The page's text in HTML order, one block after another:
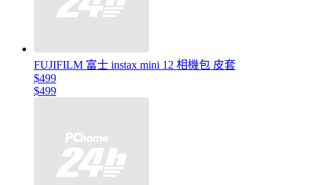
FUJIFILM 富士 instax mini 12 相機包 皮套
$499
$499